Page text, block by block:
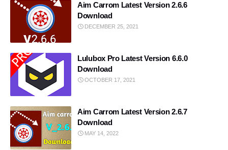
student scholarship 2026 2nd phone apk
Virtual Indian Numbers
WePhone Free Calls Instagram
virtual space
instagram followers app Make Money Online
LPG Gas KYC Online
Aim Carrom Latest Version 2.6.6
Download
DECEMBER 25, 2021
Lulubox Pro Latest Version 6.6.0
Download
OCTOBER 17, 2021
Aim Carrom Latest Version 2.6.7
Download
MAY 14, 2022